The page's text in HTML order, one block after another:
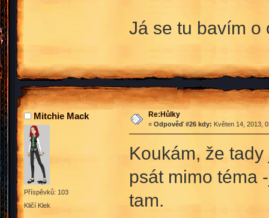
Já se tu bavím o
Mitchie Mack
Příspěvků: 103
Kličí Klek
Re:Hůlky
« Odpověď #26 kdy: Květen 14, 2013,
Koukám, že
psát mimo téma
tam.